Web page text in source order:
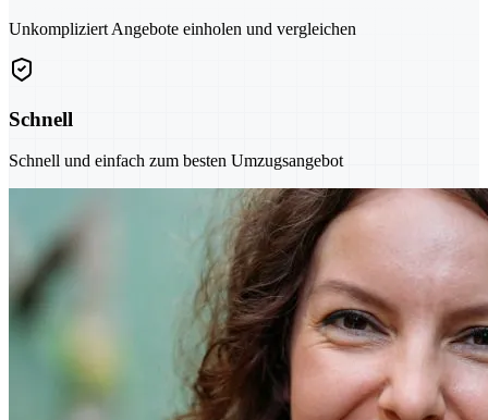
Unkompliziert Angebote einholen und vergleichen
Schnell
Schnell und einfach zum besten Umzugsangebot